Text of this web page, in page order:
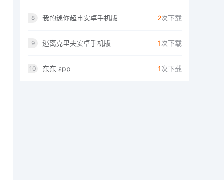
8 我的迷你超市安卓手机版 2次下载
9 逃离克里夫安卓手机版 1次下载
10 东东 app 1次下载